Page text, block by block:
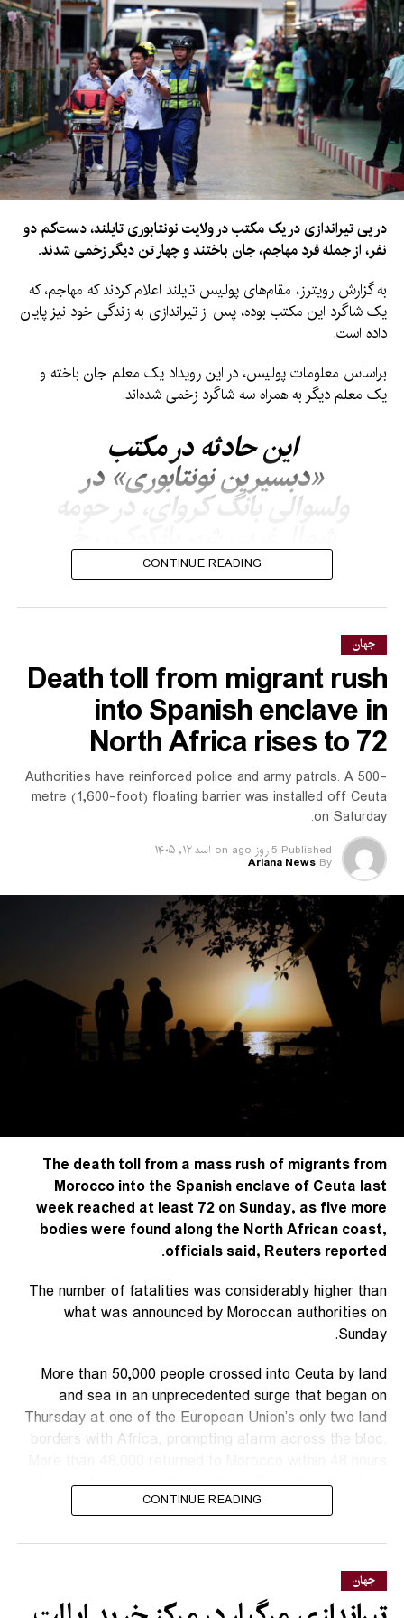
در پی تیراندازی در یک مکتب در ولایت نونتابوری تایلند، دست‌کم دو
نفر، از جمله فرد مهاجم، جان باختند و چهار تن دیگر زخمی شدند.
به گزارش رویترز، مقام‌های پولیس تایلند اعلام کردند که مهاجم، که
یک شاگرد این مکتب بوده، پس از تیراندازی به زندگی خود نیز پایان
داده است.
براساس معلومات پولیس، در این رویداد یک معلم جان باخته و
یک معلم دیگر به همراه سه شاگرد زخمی شده‌اند.
این حادثه در مکتب
«دبسیرین نونتابوری» در
ولسوالی بانگ کروای، در حومه
شمال‌غربی شهر بانکوک، رخ
داده است. تصاویر منتشرشده
از محل رویداد، خروج
گسترده نیروهای کمکی و
آمبولانس‌ها را نشان می‌دهد.
این رویداد چند ماه پس از حادثه مشابهی در جنوب تایلند رخ
می‌دهد؛ جایی که در ماه فبروری یک معلم در تیراندازی داخل یک
مکتب کشته و یک شاگرد زخمی شده بود.
CONTINUE READING
جهان
Death toll from migrant rush
into Spanish enclave in
North Africa rises to 72
Authorities have reinforced police and army patrols. A 500-
metre (1,600-foot) floating barrier was installed off Ceuta
on Saturday.
Published 5 روز ago on اسد ۱۲, ۱۴۰۵
By
Ariana News
The death toll from a mass rush of migrants from
Morocco into the Spanish enclave of Ceuta last
week reached at least 72 ‌on Sunday, as five more
bodies were found along the North African coast,
officials said, Reuters reported.
The number of fatalities was considerably higher than
what was announced by Moroccan authorities on
Sunday.
More than 50,000 people crossed into Ceuta by land
and sea in an unprecedented surge that began on
Thursday at one of the European Union’s only two land
borders ​with Africa, prompting alarm across the bloc.
and more did so over the weekend, Spanish authorities ​
The Spanish government representative in Ceuta,
Miguel Angel Perez, told reporters on Sunday that, in
addition to the 72 fatalities, ⁠more than 1,000 people
had been treated by health services. The situation in
CONTINUE READING
جهان